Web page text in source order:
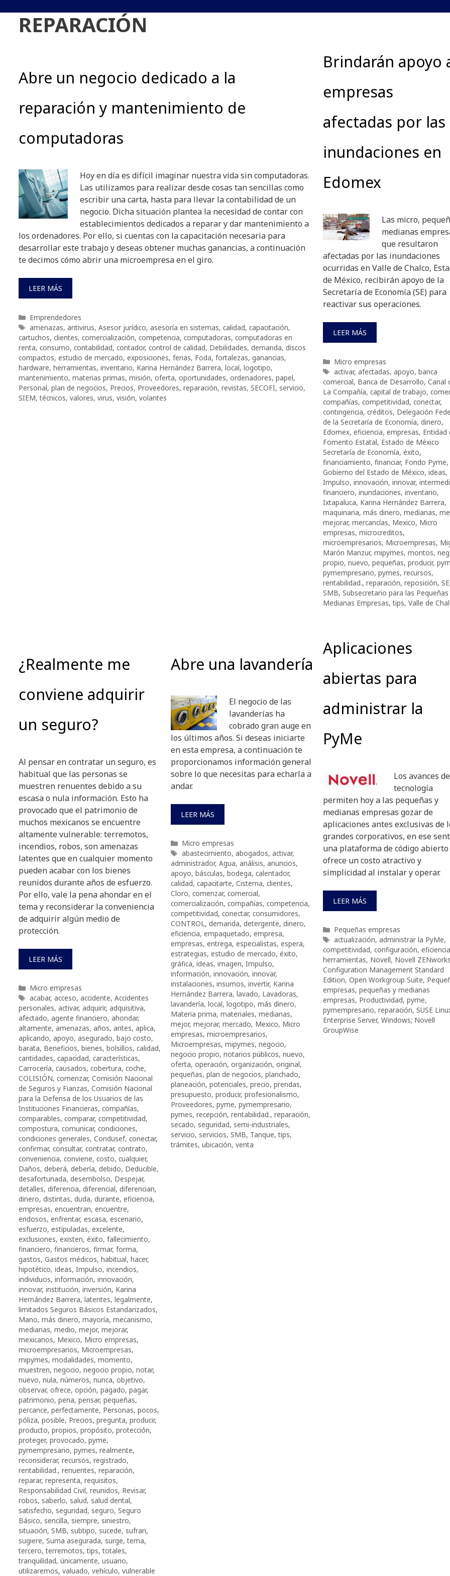
REPARACIÓN
Abre un negocio dedicado a la
reparación y mantenimiento de
computadoras
Hoy en día es difícil imaginar nuestra vida sin computadoras.
Las utilizamos para realizar desde cosas tan sencillas como
escribir una carta, hasta para llevar la contabilidad de un
negocio. Dicha situación plantea la necesidad de contar con
establecimientos dedicados a reparar y dar mantenimiento a
los ordenadores. Por ello, si cuentas con la capacitación necesaria para
desarrollar este trabajo y deseas obtener muchas ganancias, a continuación
te decimos cómo abrir una microempresa en el giro.
LEER MÁS
Categorías
Emprendedores
Etiquetas
amenazas, antivirus, Asesor jurídico, asesoría en sistemas, calidad, capacitación,
cartuchos, clientes, comercialización, competencia, computadoras, computadoras en
renta, consumo, contabilidad, contador, control de calidad, Debilidades, demanda, discos
compactos, estudio de mercado, exposiciones, ferias, Foda, fortalezas, ganancias,
hardware, herramientas, inventario, Karina Hernández Barrera, local, logotipo,
mantenimiento, materias primas, misión, oferta, oportunidades, ordenadores, papel,
Personal, plan de negocios, Precios, Proveedores, reparación, revistas, SECOFI, servicio,
SIEM,técnicos, valores, virus, visión, volantes
Brindarán apoyo
empresas
afectadas por las
inundaciones en
Edomex
Las micro,
medianas
que resultaron
afectadas por las inundaciones
ocurridas en Valle de Chalco,
de México, recibirán apoyo de la
Secretaría de Economía (SE) para
reactivar sus operaciones.
LEER MÁS
Categorías
Micro empresas
Etiquetas
activar, afectadas, apoyo, banca
comercial, Banca de Desarrollo, Canal
La Compañía, capital de trabajo,
compañías, competitividad, conectar,
contingencia, créditos, Delegación
de la Secretaría de Economía, dinero,
Edomex, eficiencia, empresas, Entidad
Fomento Estatal, Estado de México
Secretaría de Economía, éxito,
financiamiento, financiar, Fondo Pyme,
Gobierno del Estado de México, ideas,
Impulso, innovación, innovar,
financiero, inundaciones, inventario,
Ixtapaluca, Karina Hernández Barrera,
maquinaria, más dinero, medianas,
mejorar, mercancías, Mexico, Micro
empresas, microcreditos,
microempresarios, Microempresas,
Marón Manzur, mipymes, montos,
propio, nuevo, pequeñas, producir,
pymempresario, pymes, recursos,
rentabilidad., reparación, reposición, SE
SMB, Subsecretario para las Pequeñas
Medianas Empresas,tips, Valle de
¿Realmente me
conviene adquirir
un seguro?
Al pensar en contratar un seguro, es
habitual que las personas se
muestren renuentes debido a su
escasa o nula información. Esto ha
provocado que el patrimonio de
muchos mexicanos se encuentre
altamente vulnerable: terremotos,
incendios, robos, son amenazas
latentes que en cualquier momento
pueden acabar con los bienes
reunidos durante años de esfuerzo.
Por ello, vale la pena ahondar en el
tema y reconsiderar la conveniencia
de adquirir algún medio de
protección.
LEER MÁS
Categorías
Micro empresas
Etiquetas
acabar, acceso, accidente, Accidentes
personales, activar, adquirir, adquisitiva,
afectado, agente financiero, ahondar,
altamente, amenazas, años, antes, aplica,
aplicando, apoyo, asegurado, bajo costo,
barata, Beneficios, bienes, bolsillos, calidad,
cantidades, capacidad, características,
Carrocería, causados, cobertura, coche,
COLISIÓN, comenzar, Comisión Nacional
de Seguros y Fianzas, Comisión Nacional
para la Defensa de los Usuarios de las
Instituciones Financieras, compañías,
comparables, comparar, competitividad,
compostura, comunicar, condiciones,
condiciones generales, Condusef, conectar,
confirmar, consultar, contratar, contrato,
conveniencia, conviene, costo, cualquier,
Daños, deberá, debería, debido, Deducible,
desafortunada, desembolso, Despejar,
detalles, diferencia, diferencial, diferencian,
dinero, distintas, duda, durante, eficiencia,
empresas, encuentran, encuentre,
endosos, enfrentar, escasa, escenario,
esfuerzo, estipuladas, excelente,
exclusiones, existen, éxito, fallecimiento,
financiero, financieros, firmar, forma,
gastos, Gastos médicos, habitual, hacer,
hipotético, ideas, Impulso, incendios,
individuos, información, innovación,
innovar, institución, inversión, Karina
Hernández Barrera, latentes, legalmente,
limitados Seguros Básicos Estandarizados,
Mano, más dinero, mayoría, mecanismo,
medianas, medio, mejor, mejorar,
mexicanos, Mexico, Micro empresas,
microempresarios, Microempresas,
mipymes, modalidades, momento,
muestren, negocio, negocio propio, notar,
nuevo, nula, números, nunca, objetivo,
observar, ofrece, opción, pagado, pagar,
patrimonio, pena, pensar, pequeñas,
percance, perfectamente, Personas, pocos,
póliza, posible, Precios, pregunta, producir,
producto, propios, propósito, protección,
proteger, provocado, pyme,
pymempresario, pymes, realmente,
reconsiderar, recursos, registrado,
rentabilidad., renuentes, reparación,
reparar, representa, requisitos,
Responsabilidad Civil, reunidos, Revisar,
robos, saberlo, salud, salud dental,
satisfecho, seguridad, seguro, Seguro
Básico, sencilla, siempre, siniestro,
situación, SMB, subtipo, sucede, sufran,
sugiere, Suma asegurada, surge,tema,
tercero,terremotos,tips,totales,
tranquilidad, únicamente, usuario,
utilizaremos, valuado, vehículo, vulnerable
Abre una lavandería
El negocio de las
lavanderías ha
cobrado gran auge en
los últimos años. Si deseas iniciarte
en esta empresa, a continuación te
proporcionamos información general
sobre lo que necesitas para echarla a
andar.
LEER MÁS
Categorías
Micro empresas
Etiquetas
abastecimiento, abogados, activar,
administrador, Agua, análisis, anuncios,
apoyo, básculas, bodega, calentador,
calidad, capacitarte, Cisterna, clientes,
Cloro, comenzar, comercial,
comercialización, compañías, competencia,
competitividad, conectar, consumidores,
CONTROL, demanda, detergente, dinero,
eficiencia, empaquetado, empresa,
empresas, entrega, especialistas, espera,
estrategias, estudio de mercado, éxito,
gráfica, ideas, imagen, Impulso,
información, innovación, innovar,
instalaciones, insumos, invertir, Karina
Hernández Barrera, lavado, Lavadoras,
lavandería, local, logotipo, más dinero,
Materia prima, materiales, medianas,
mejor, mejorar, mercado, Mexico, Micro
empresas, microempresarios,
Microempresas, mipymes, negocio,
negocio propio, notarios públicos, nuevo,
oferta, operación, organización, original,
pequeñas, plan de negocios, planchado,
planeación, potenciales, precio, prendas,
presupuesto, producir, profesionalismo,
Proveedores, pyme, pymempresario,
pymes, recepción, rentabilidad., reparación,
secado, seguridad, semi-industriales,
servicio, servicios, SMB, Tanque,tips,
trámites, ubicación, venta
Aplicaciones
abiertas para
administrar la
PyMe
Los avances
tecnología
permiten hoy a las pequeñas y
medianas empresas gozar de
aplicaciones antes exclusivas de
grandes corporativos, en ese
una plataforma de código abierto
ofrece un costo atractivo y
simplicidad al instalar y operar.
LEER MÁS
Categorías
Pequeñas empresas
Etiquetas
actualización, administrar la PyMe,
competitividad, configuración, eficiencia
herramientas, Novell, Novell ZENworks
Configuration Management Standard
Edition, Open Workgroup Suite,
empresas, pequeñas y medianas
empresas, Productividad, pyme,
pymempresario, reparación, SUSE
Enterprise Server, Windows; Novell
GroupWise